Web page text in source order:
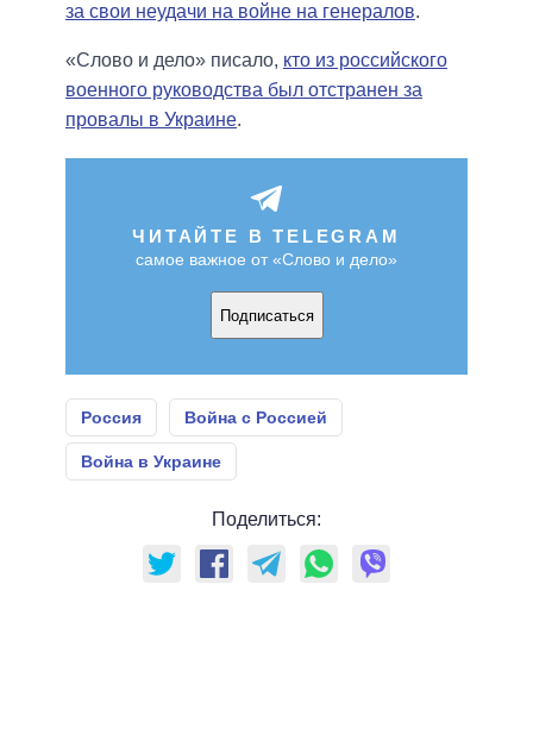
за свои неудачи на войне на генералов.
«Слово и дело» писало, кто из российского
военного руководства был отстранен за
провалы в Украине.
ЧИТАЙТЕ В TELEGRAM
самое важное от «Слово и дело»
Подписаться
Россия Война с Россией
Война в Украине
Поделиться: